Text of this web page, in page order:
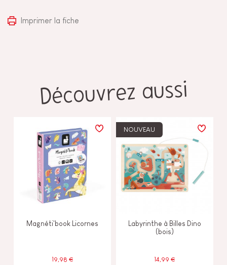
Imprimer la fiche
Découvrez aussi
Magnéti'book Licornes
19,98 €
NOUVEAU
Labyrinthe à Billes Dino
(bois)
14,99 €